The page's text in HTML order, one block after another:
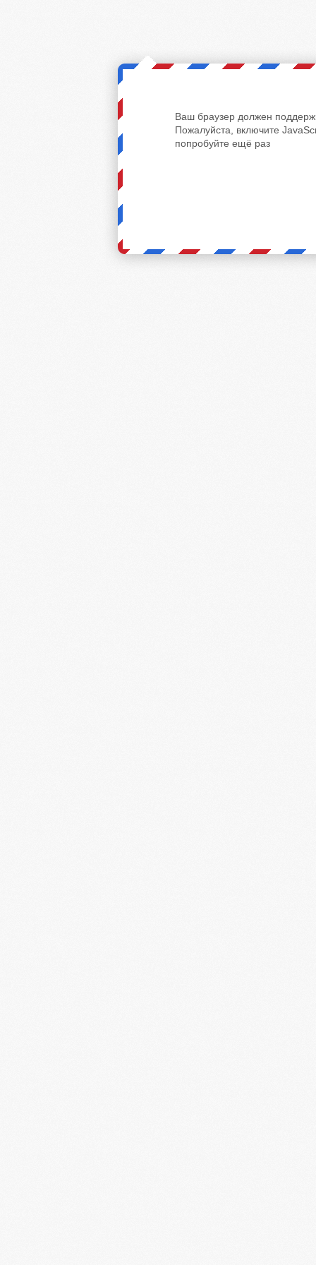
Ваш браузер должен
Пожалуйста, включите
попробуйте ещё раз